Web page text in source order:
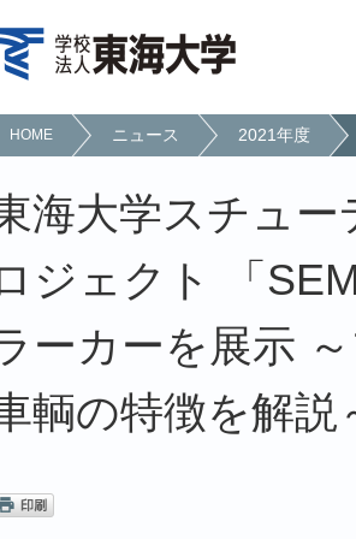
HOME ニュース 2021年度
海大学スチュ
ジェクト 「
ーカーを展示
輌の特徴を解説